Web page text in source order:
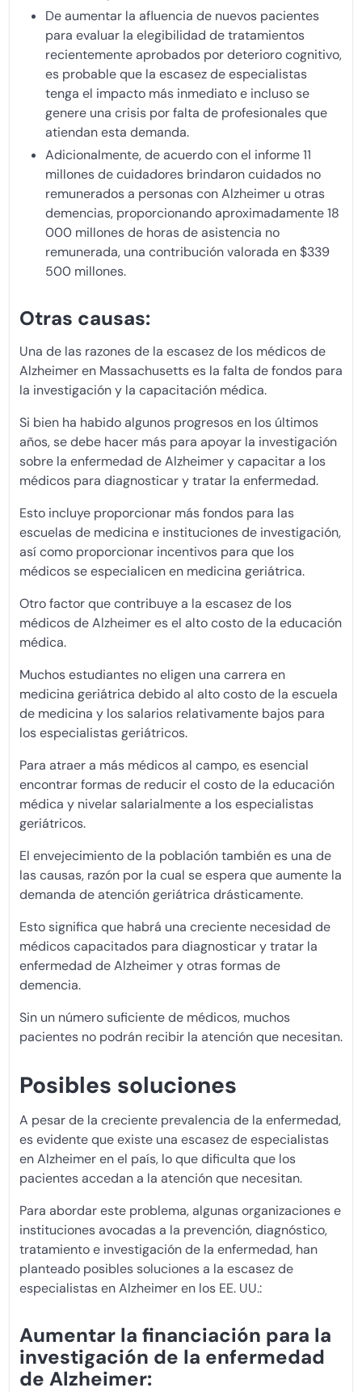
De aumentar la afluencia de nuevos pacientes
para evaluar la elegibilidad de tratamientos
recientemente aprobados por deterioro cognitivo,
es probable que la escasez de especialistas
tenga el impacto más inmediato e incluso se
genere una crisis por falta de profesionales que
atiendan esta demanda.
Adicionalmente, de acuerdo con el informe 11
millones de cuidadores brindaron cuidados no
remunerados a personas con Alzheimer u otras
demencias, proporcionando aproximadamente 18
000 millones de horas de asistencia no
remunerada, una contribución valorada en $339
500 millones.
Otras causas:
Una de las razones de la escasez de los médicos de
Alzheimer en Massachusetts es la falta de fondos para
la investigación y la capacitación médica.
Si bien ha habido algunos progresos en los últimos
años, se debe hacer más para apoyar la investigación
sobre la enfermedad de Alzheimer y capacitar a los
médicos para diagnosticar y tratar la enfermedad.
Esto incluye proporcionar más fondos para las
escuelas de medicina e instituciones de investigación,
así como proporcionar incentivos para que los
médicos se especialicen en medicina geriátrica.
Otro factor que contribuye a la escasez de los
médicos de Alzheimer es el alto costo de la educación
médica.
Muchos estudiantes no eligen una carrera en
medicina geriátrica debido al alto costo de la escuela
de medicina y los salarios relativamente bajos para
los especialistas geriátricos.
Para atraer a más médicos al campo, es esencial
encontrar formas de reducir el costo de la educación
médica y nivelar salarialmente a los especialistas
geriátricos.
El envejecimiento de la población también es una de
las causas, razón por la cual se espera que aumente la
demanda de atención geriátrica drásticamente.
Esto significa que habrá una creciente necesidad de
médicos capacitados para diagnosticar y tratar la
enfermedad de Alzheimer y otras formas de
demencia.
Sin un número suficiente de médicos, muchos
pacientes no podrán recibir la atención que necesitan.
Posibles soluciones
A pesar de la creciente prevalencia de la enfermedad,
es evidente que existe una escasez de especialistas
en Alzheimer en el país, lo que dificulta que los
pacientes accedan a la atención que necesitan.
Para abordar este problema, algunas organizaciones e
instituciones avocadas a la prevención, diagnóstico,
tratamiento e investigación de la enfermedad, han
planteado posibles soluciones a la escasez de
especialistas en Alzheimer en los EE. UU.:
Aumentar la financiación para la
investigación de la enfermedad
de Alzheimer: